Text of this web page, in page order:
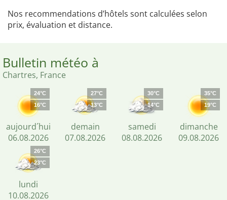
Nos recommendations d’hôtels sont calculées selon
prix, évaluation et distance.
Bulletin météo à
Chartres, France
24°C
16°C
aujourd´hui
06.08.2026
27°C
13°C
demain
07.08.2026
30°C
14°C
samedi
08.08.2026
35°C
19°C
dimanche
09.08.2026
26°C
23°C
lundi
10.08.2026